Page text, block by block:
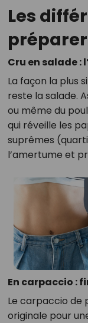
Les
Cru en salade
La façon la plus
reste la salade.
ou même du
qui réveille les
suprêmes
l’amertume et
En carpaccio :
Le carpaccio de
originale pour